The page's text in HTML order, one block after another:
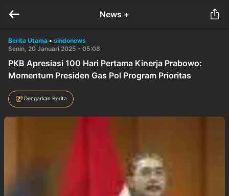
News +
Berita Utama • sindonews
Senin, 20 Januari 2025 - 05:08
PKB Apresiasi 100 Hari Pertama Kinerja Prabowo:
Momentum Presiden Gas Pol Program Prioritas
Dengarkan Berita